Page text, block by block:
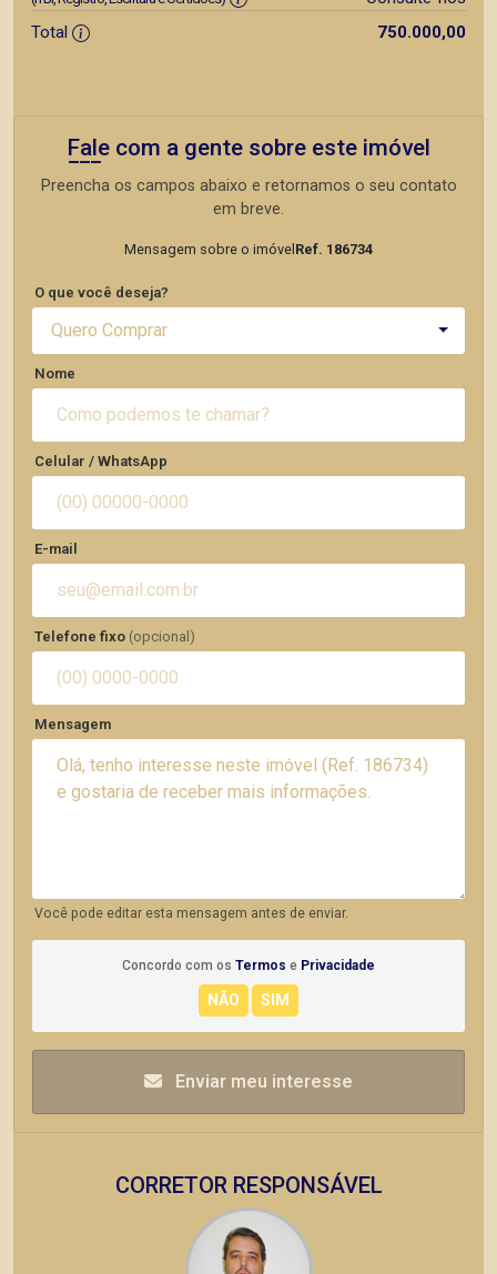
Total
750.000,00
Fale com a gente sobre este imóvel
Preencha os campos abaixo e retornamos o seu contato
em breve.
Mensagem sobre o imóvel Ref. 186734
O que você deseja?
Quero Comprar
Nome
Celular / WhatsApp
E-mail
Telefone fixo (opcional)
Mensagem
Você pode editar esta mensagem antes de enviar.
Concordo com os Termos e Privacidade
Enviar meu interesse
CORRETOR RESPONSÁVEL